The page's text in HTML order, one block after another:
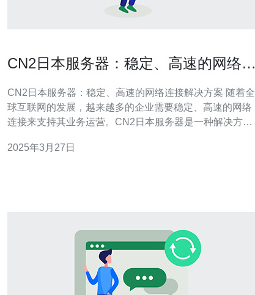
CN2日本服务器：稳定、高速的网络连
CN2日本服务器：稳定、高速的网络连接解决方案 随着全
球互联网的发展，越来越多的企业需要稳定、高速的网络
连接来支持其业务运营。CN2日本服务器是一种解决方
业的需求。 CN2是中国电信推出的一种网络连接服务，它
2025年3月27日